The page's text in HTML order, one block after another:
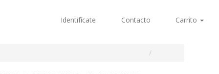
Identifícate Contacto Carrito